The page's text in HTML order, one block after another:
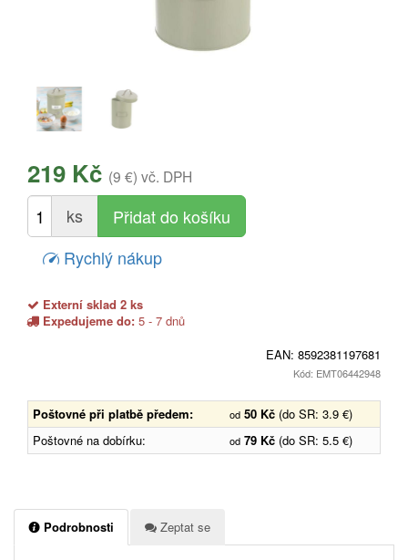
219 Kč (9 €) vč. DPH
ks
Rychlý nákup
Externí sklad 2 ks
Expedujeme do: 5 - 7 dnů
EAN: 8592381197681
Kód: EMT06442948
Poštovné při platbě předem: od 50 Kč (do SR: 3.9 €)
Poštovné na dobírku:
od 79 Kč (do SR: 5.5 €)
Podrobnosti Zeptat se